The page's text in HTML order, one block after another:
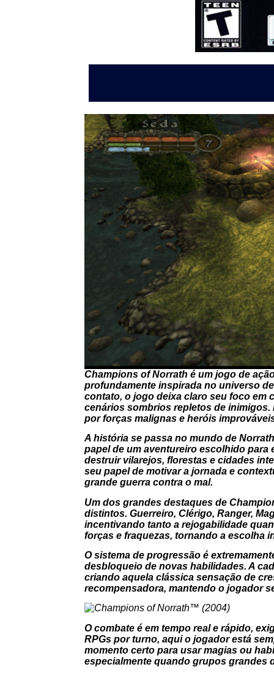
Champions of Norrath é um jogo de
profundamente inspirada no universo
contato, o jogo deixa claro seu foco em
cenários sombrios repletos de inimigos.
por forças malignas e heróis
A história se passa no mundo de
papel de um aventureiro escolhido para
destruir vilarejos, florestas e cidades
seu papel de motivar a jornada e
grande guerra contra o mal.
Um dos grandes destaques de
distintos. Guerreiro, Clérigo, Ranger,
incentivando tanto a rejogabilidade
forças e fraquezas, tornando a escolha
O sistema de progressão é
desbloqueio de novas habilidades. A
criando aquela clássica sensação de
recompensadora, mantendo o jogador
O combate é em tempo real e rápido,
RPGs por turno, aqui o jogador está
momento certo para usar magias ou
especialmente quando grupos grandes